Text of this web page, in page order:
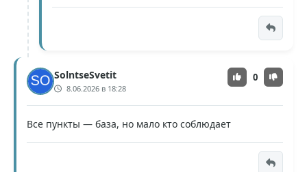
SolntseSvetit
8.06.2026 в 18:28
0
Все пункты — база, но мало кто соблюдает